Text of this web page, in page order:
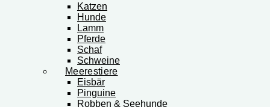
Katzen
Hunde
Lamm
Pferde
Schaf
Schweine
Meerestiere
Eisbär
Pinguine
Robben & Seehunde